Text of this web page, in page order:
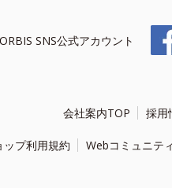
ORBIS SNS公式アカウント
会社案内TOP 採用
ップ利用規約 Webコミュニテ